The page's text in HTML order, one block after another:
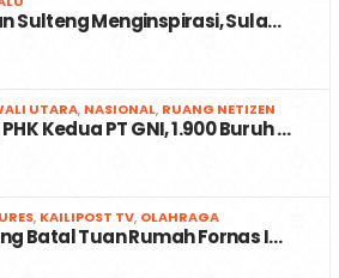
Sulteng Menginspirasi, Sula…
UTARA, NASIONAL, RUANG NETIZEN
Kedua PT GNI, 1.900 Buruh …
, KAILIPOST TV, OLAHRAGA
Batal Tuan Rumah Fornas I…